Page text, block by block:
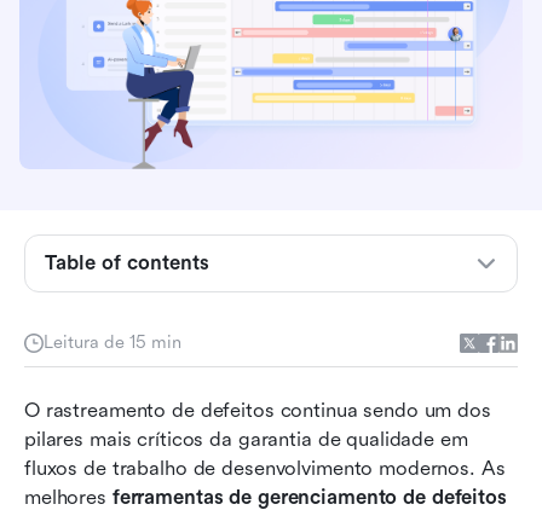
Leitura de 15 min
O rastreamento de defeitos continua sendo um dos
pilares mais críticos da garantia de qualidade em
fluxos de trabalho de desenvolvimento modernos. As
melhores ferramentas de gerenciamento de defeitos
Table of contents
defeitos
defeitos?
Lista completa: 12 melhores ferramentas de
gerenciamento de defeitos